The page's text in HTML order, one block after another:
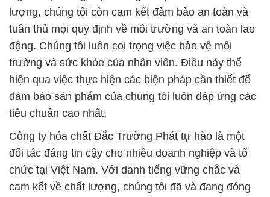
lượng, chúng tôi còn cam kết đảm bảo an toàn và
tuân thủ mọi quy định về môi trường và an toàn lao
động. Chúng tôi luôn coi trọng việc bảo vệ môi
trường và sức khỏe của nhân viên. Điều này thể
hiện qua việc thực hiện các biện pháp cần thiết để
đảm bảo sản phẩm của chúng tôi luôn đáp ứng các
tiêu chuẩn cao nhất.
Công ty hóa chất Đắc Trường Phát tự hào là một
đối tác đáng tin cậy cho nhiều doanh nghiệp và tổ
chức tại Việt Nam. Với danh tiếng vững chắc và
cam kết về chất lượng, chúng tôi đã và đang đóng